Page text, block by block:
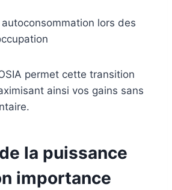
lors des
permet cette transition
ainsi vos gains sans
la puissance
importance